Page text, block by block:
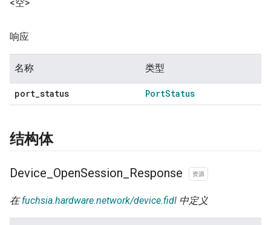
<空>
响应
名称 类型
port_status PortStatus
结构体
Device OpenSession Response 资源
在fuchsia.hardware.network/device.fidl 中定义